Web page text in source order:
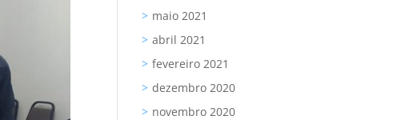
maio 2021
abril 2021
fevereiro 2021
dezembro 2020
novembro 2020